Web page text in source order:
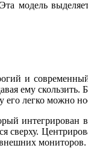
модель
и
ему
легко можно
мониторов.